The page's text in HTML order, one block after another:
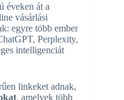
éveken át a
vásárlási
egyre több ember
Perplexity,
intelligenciát
linkeket adnak,
, amelyek több